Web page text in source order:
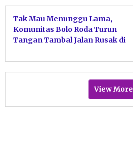
Tak Mau Menunggu Lama,
Komunitas Bolo Roda Turun
Tangan Tambal Jalan Rusak di
View More